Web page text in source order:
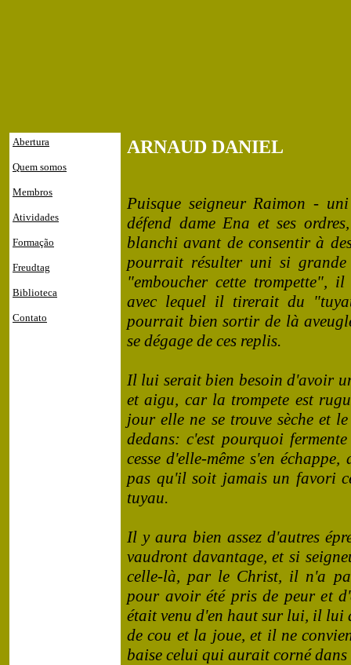
Abertura
Quem somos
Membros
Atividades
Formação
Freudtag
Biblioteca
Contato
ARNAUD DANIEL
Puisque seigneur Raimon -
défend dame Ena et ses
blanchi avant de consentir à
pourrait résulter uni si
"emboucher cette trompette",
avec lequel il tirerait du
pourrait bien sortir de là
se dégage de ces replis.
Il lui seraitbien besoin d'avoir
et aigu, car la trompete est
jour elle ne se trouve sèche et
dedans: c'est pourquoi
cesse d'elle-même s'en
pas qu'il soit jamais un favori
tuyau.
Il y aura bien assez d'autres
vaudront davantage, et si
celle-là, par le Christ, il n'a
pour avoir été pris de peur et
était venu d'en haut sur lui, il lui
de cou et la joue, et il ne
baise celui qui aurait corné dans